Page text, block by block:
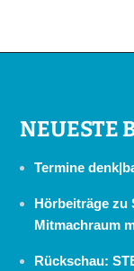
NEUESTE
Termine
Hörbeiträge zu
Mitmachraum
Rückschau: